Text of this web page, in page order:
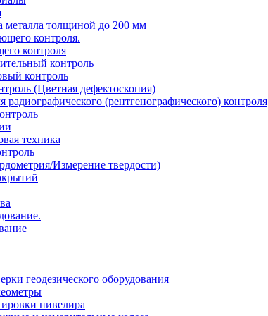
металла толщиной до 200 мм
контроля
контроль
контроль
(Цветная дефектоскопия)
радиографического (рентгенографического) контроля
техника
Измерение твердости)
геодезического оборудования
нивелира